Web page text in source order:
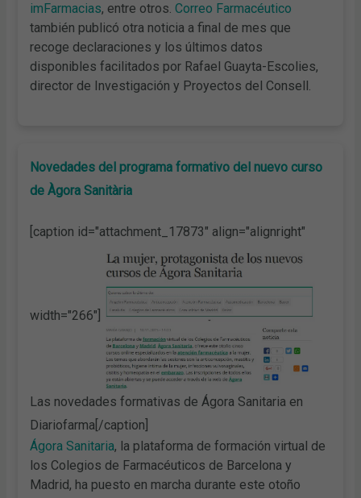
imFarmacias, entre otros.Correo Farmacéutico
también publicó otra noticia a final de mes que
recoge declaraciones y los últimos datos
disponibles facilitados por Rafael Guayta-Escolies,
director de Investigación y Proyectos del Consell.
Novedades del programa formativo del nuevo curso
de Àgora Sanitària
[caption id="attachment_17873" align="alignright"
width="266"]
Las novedades formativas de Ágora Sanitaria en
Diariofarma[/caption]
Ágora Sanitaria, la plataforma de formación virtual de
los Colegios de Farmacéuticos de Barcelona y
Madrid, ha puesto en marcha durante este otoño